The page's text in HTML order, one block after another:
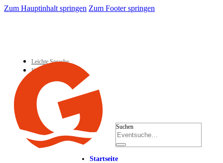
Zum Hauptinhalt springen Zum Footer springen
Leichte Sprache
Kontakt
Suchen
Startseite